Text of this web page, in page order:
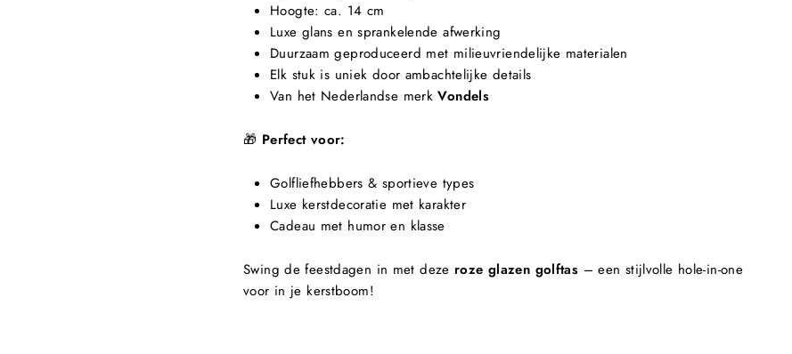
Hoogte: ca. 14 cm
Luxe glans en sprankelende afwerking
Duurzaam geproduceerd met milieuvriendelijke materialen
Elk stuk is uniek door ambachtelijke details
Van het Nederlandse merkVondels
🎁 Perfect voor:
Golfliefhebbers & sportieve types
Luxe kerstdecoratie met karakter
Cadeau met humor en klasse
Swing de feestdagen in met deze roze glazen golftas – een stijlvolle hole-in-one
voor in je kerstboom!